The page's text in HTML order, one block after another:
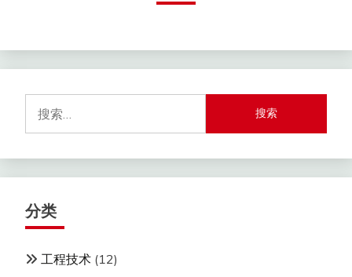
索：
分类
工程技术 (12)